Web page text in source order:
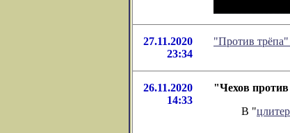
27.11.2020
23:34
"Против
26.11.2020
14:33
"Чехов
В "